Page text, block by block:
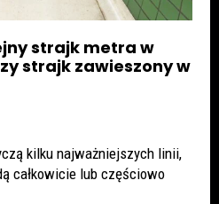
strajk metra w
strajk zawieszony w
kilku najważniejszych linii,
całkowicie lub częściowo